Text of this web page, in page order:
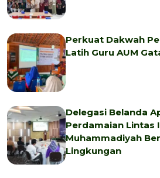
Perkuat Dakwah
Latih Guru AUM
Delegasi Belanda
Perdamaian Lintas
Muhammadiyah
Lingkungan